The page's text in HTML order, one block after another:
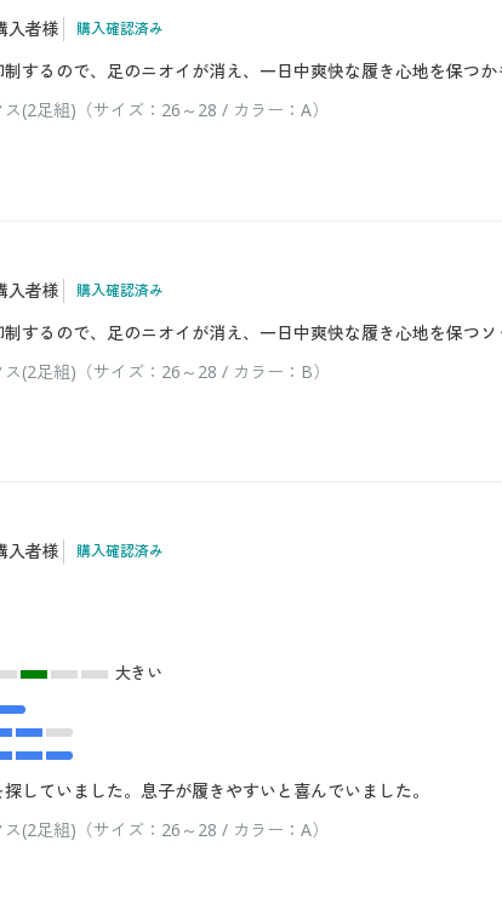
入者様 購入確認済み
するので、足のニオイが消え、一日中爽快な履き心地を保つか
(2足組)（サイズ：26～28 / カラー：A）
入者様 購入確認済み
するので、足のニオイが消え、一日中爽快な履き心地を保つソ
(2足組)（サイズ：26～28 / カラー：B）
入者様 購入確認済み
大きい
していました。息子が履きやすいと喜んでいました。
(2足組)（サイズ：26～28 / カラー：A）